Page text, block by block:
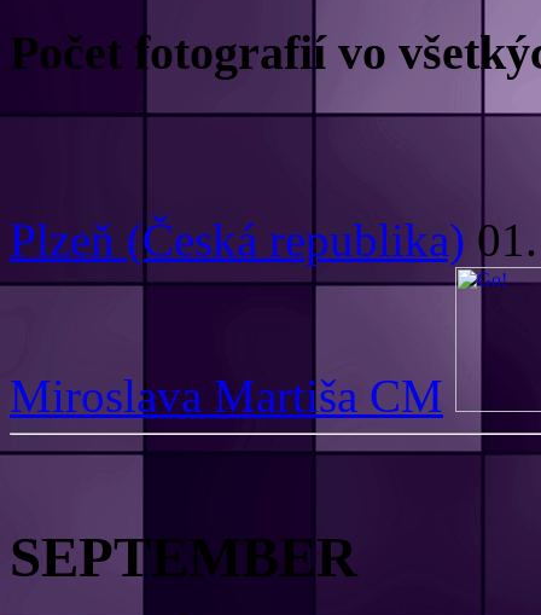
Počet fotografií vo
Plzeň (Česká republika)
Miroslava Martiša CM
SEPTEMBER